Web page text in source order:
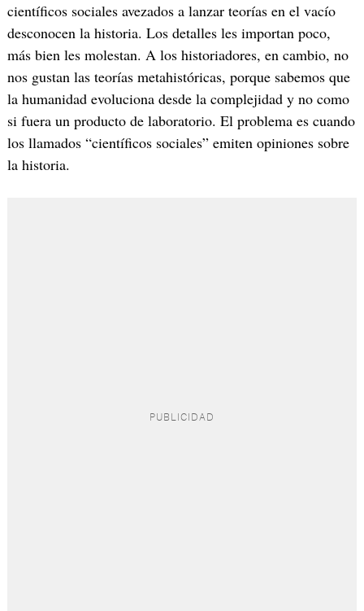
científicos sociales avezados a lanzar teorías en el vacío
desconocen la historia. Los detalles les importan poco,
más bien les molestan. A los historiadores, en cambio, no
nos gustan las teorías metahistóricas, porque sabemos que
la humanidad evoluciona desde la complejidad y no como
si fuera un producto de laboratorio. El problema es cuando
los llamados “científicos sociales” emiten opiniones sobre
la historia.